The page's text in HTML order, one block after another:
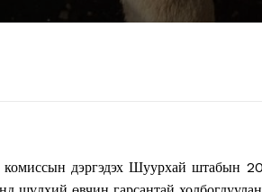
дэргэдэх Шуурхай штабын